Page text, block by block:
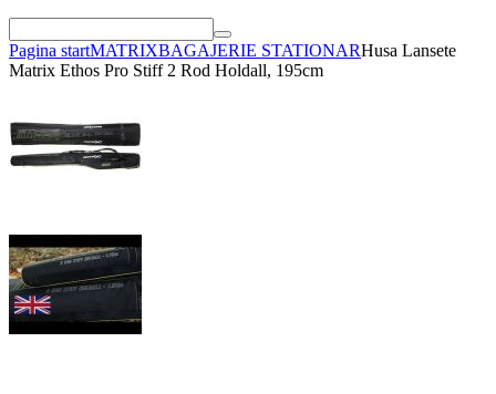
Pagina startMATRIXBAGAJERIE STATIONARHusa Lansete
Matrix Ethos Pro Stiff 2 Rod Holdall, 195cm